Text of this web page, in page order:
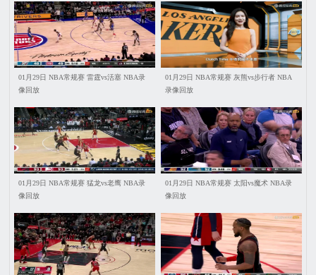
01月29日 NBA常规赛 雷霆vs活塞 NBA录
像回放
01月29日 NBA常规赛 灰熊vs步行者 NBA
录像回放
01月29日 NBA常规赛 猛龙vs老鹰 NBA录
像回放
01月29日 NBA常规赛 太阳vs魔术 NBA录
像回放